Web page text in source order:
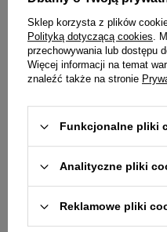
streetwear
ModelLos Angeles Dodgers
świetnie komponuje się z:
oversize’owymi bluzami
joggerami i chinosami
sneakersami lifestyle
Różowa kolorystyka tworzy
streetwearem, stylem
Pastelowy klimat MLB i
Sklep korzysta z plików
Polityką dotyczącą cookies.
przechowywania lub dostępu
Więcej informacji na temat
znaleźć także na stronie
Funkcjonalne pliki
Analityczne pliki
Reklamowe pliki